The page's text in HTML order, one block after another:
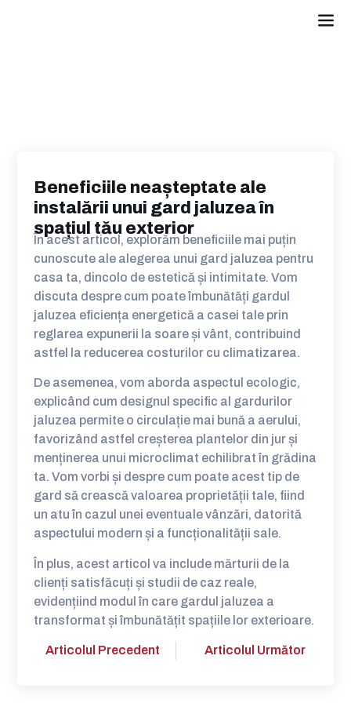
Beneficiile neașteptate ale
instalării unui gard jaluzea în
spațiul tău exterior
În acest articol, explorăm beneficiile mai puțin
cunoscute ale alegerea unui gard jaluzea pentru
casa ta, dincolo de estetică și intimitate. Vom
discuta despre cum poate îmbunătăți gardul
jaluzea eficiența energetică a casei tale prin
reglarea expunerii la soare și vânt, contribuind
astfel la reducerea costurilor cu climatizarea.
De asemenea, vom aborda aspectul ecologic,
explicând cum designul specific al gardurilor
jaluzea permite o circulație mai bună a aerului,
favorizând astfel creșterea plantelor din jur și
menținerea unui microclimat echilibrat în grădina
ta. Vom vorbi și despre cum poate acest tip de
gard să crească valoarea proprietății tale, fiind
un atu în cazul unei eventuale vânzări, datorită
aspectului modern și a funcționalității sale.
În plus, acest articol va include mărturii de la
clienți satisfăcuți și studii de caz reale,
evidențiind modul în care gardul jaluzea a
transformat și îmbunătățit spațiile lor exterioare.
Articolul Precedent Articolul Următor